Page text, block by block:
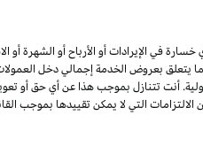
في الإيرادات أو الأرباح أو الشهرة أو
يتعلق بعروض الخدمة إجمالي دخل
أنت تتنازل بموجب هذا عن أي حق أو
التي لا يمكن تقييدها بموجب